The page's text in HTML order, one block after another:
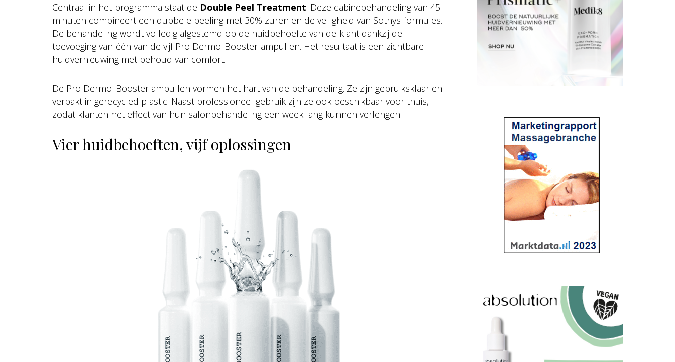
Centraal in het programma staat de Double Peel Treatment. Deze cabinebehandeling van 45
minuten combineert een dubbele peeling met 30% zuren en de veiligheid van Sothys-formules.
De behandeling wordt volledig afgestemd op de huidbehoefte van de klant dankzij de
toevoeging van één van de vijf Pro Dermo_Booster-ampullen. Het resultaat is een zichtbare
huidvernieuwing met behoud van comfort.
De Pro Dermo_Booster ampullen vormen het hart van de behandeling. Ze zijn gebruiksklaar en
verpakt in gerecycled plastic. Naast professioneel gebruik zijn ze ook beschikbaar voor thuis,
zodat klanten het effect van hun salonbehandeling een week lang kunnen verlengen.
Vier huidbehoeften, vijf oplossingen